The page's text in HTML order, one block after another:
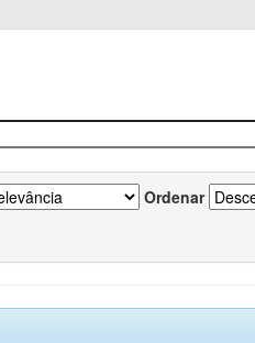
Ordenar